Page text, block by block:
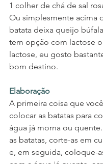
1 colher de chá de sal
Ou simplesmente acima
batata deixa queijo
tem opção com lactose
lactose, eu gosto
bom destino.
Elaboração
A primeira coisa que
colocar as batatas para
água já morna ou
as batatas, corte-as em
e, em seguida, coloque-